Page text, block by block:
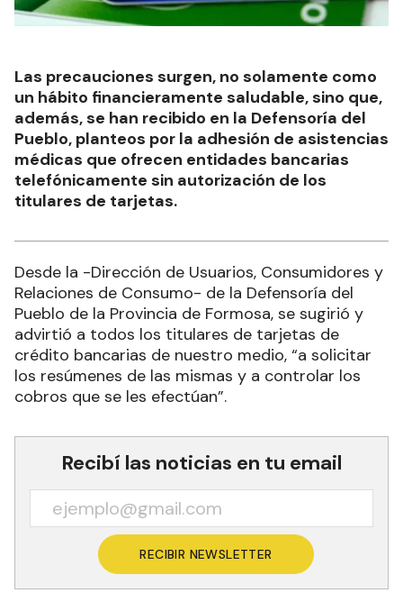
Las precauciones surgen, no solamente como
un hábito financieramente saludable, sino que,
además, se han recibido en la Defensoría del
Pueblo, planteos por la adhesión de asistencias
médicas que ofrecen entidades bancarias
telefónicamente sin autorización de los
titulares de tarjetas.
Desde la -Dirección de Usuarios, Consumidores y
Relaciones de Consumo- de la Defensoría del
Pueblo de la Provincia de Formosa, se sugirió y
advirtió a todos los titulares de tarjetas de
crédito bancarias de nuestro medio, “a solicitar
los resúmenes de las mismas y a controlar los
cobros que se les efectúan”.
Recibí las noticias en tu email
RECIBIR NEWSLETTER